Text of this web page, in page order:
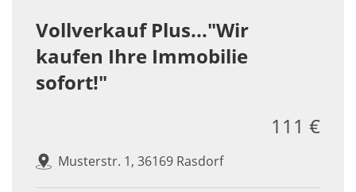
Vollverkauf Plus..."Wir
kaufen Ihre Immobilie
sofort!"
Musterstr. 1, 36169 Rasdorf
111 €